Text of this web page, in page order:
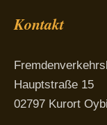
Kontakt
Hauptstraße 15
02797 Kurort